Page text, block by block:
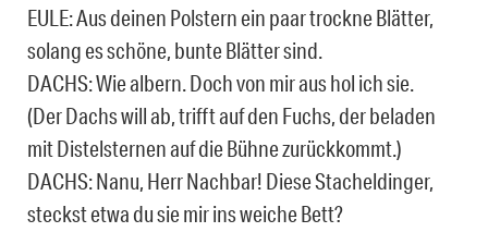
EULE: Aus deinen Polstern ein paar trockne Blätter,
solang es schöne, bunte Blätter sind.
DACHS: Wie albern. Doch von mir aus hol ich sie.
(Der Dachs will ab, trifft auf den Fuchs, der beladen
mit Distelsternen auf die Bühne zurück­kommt.)
DACHS: Nanu, Herr Nachbar! Diese Stacheldinger,
steckst etwa du sie mir ins weiche Bett?